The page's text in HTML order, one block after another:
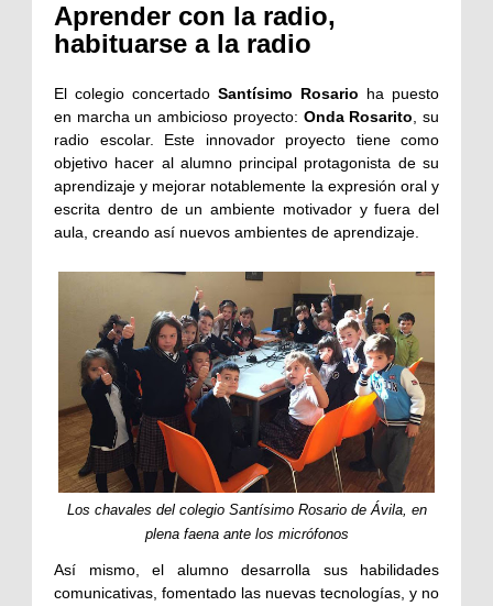
Aprender con la radio,
habituarse a la radio
El colegio concertado Santísimo Rosario ha puesto
en marcha un ambicioso proyecto: Onda Rosarito, su
radio escolar. Este innovador proyecto tiene como
objetivo hacer al alumno principal protagonista de su
aprendizaje y mejorar notablemente la expresión oral y
escrita dentro de un ambiente motivador y fuera del
aula, creando así nuevos ambientes de aprendizaje.
Los chavales del colegio Santísimo Rosario de Ávila, en
plena faena ante los micrófonos
Así mismo, el alumno desarrolla sus habilidades
comunicativas, fomentado las nuevas tecnologías, y no